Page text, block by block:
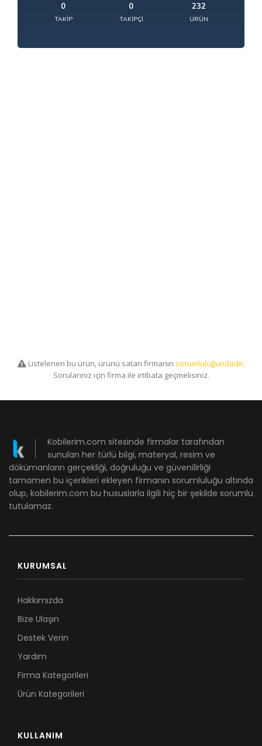
0
TAKIP
0
TAKIPÇI
232
ÜRÜN
Listelenen bu ürün, ürünü satan firmanın sorumluluğundadır.
Sorularınız için firma ile irtibata geçmelisiniz.
Kobilerim.com sitesinde firmalar tarafından
sunulan her türlü bilgi, materyal, resim ve
dökümanların gerçekliği, doğruluğu ve güvenilirliği
tamamen bu içerikleri ekleyen firmanın sorumluluğu altında
olup, kobilerim.com bu hususlarla ilgili hiç bir şekilde sorumlu
tutulamaz.
KURUMSAL
Hakkımızda
Bize Ulaşın
Destek Verin
Yardım
Firma Kategorileri
Ürün Kategorileri
KULLANIM